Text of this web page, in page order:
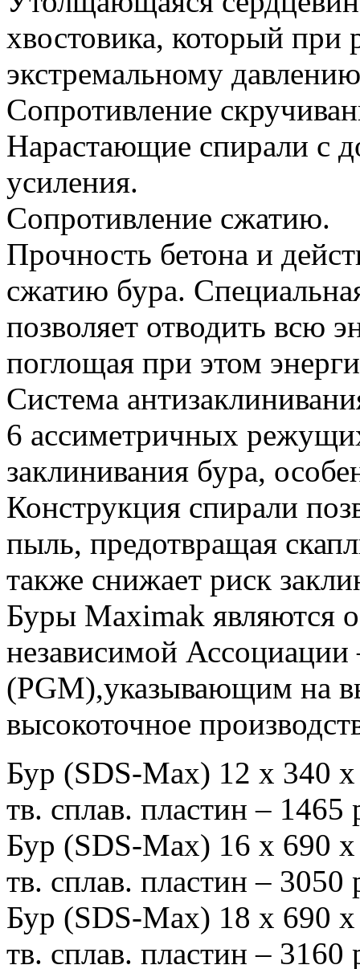
хвостовика, который при
экстремальному
Сопротивление
Нарастающие спирали с
усиления.
Сопротивление сжатию.
Прочность бетона и
сжатию бура.
позволяет отводить всю
поглощая при этом
Система
6 ассиметричных
заклинивания бура,
Конструкция спирали
пыль, предотвращая
также снижает риск
Буры Maximak являются
независимой
(PGM),указывающим на
высокоточное
Бур (SDS-Max) 12 х 340
тв. сплав. пластин – 1465
Бур (SDS-Max) 16 х 690
тв. сплав. пластин – 3050
Бур (SDS-Max) 18 х 690
тв. сплав. пластин – 3160